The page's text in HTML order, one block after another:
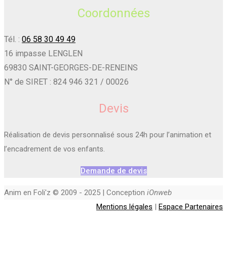
Coordonnées
Tél. : 06 58 30 49 49
16 impasse LENGLEN
69830 SAINT-GEORGES-DE-RENEINS
N° de SIRET : 824 946 321 / 00026
Devis
Réalisation de devis personnalisé sous 24h pour l’animation et
l’encadrement de vos enfants.
Demande de devis
Anim en Foli'z © 2009 - 2025 | Conception iOnweb
Mentions légales | Espace Partenaires